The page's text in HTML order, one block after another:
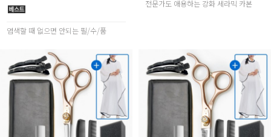
염색할 때 없으면 안되는 필/수/품
전문가도 애용하는 강화 세라믹 카본